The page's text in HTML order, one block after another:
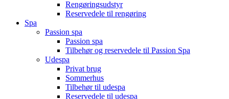
Rengøringsudstyr
Reservedele til rengøring
Spa
Passion spa
Passion spa
Tilbehør og reservedele til Passion Spa
Udespa
Privat brug
Sommerhus
Tilbehør til udespa
Reservedele til udespa